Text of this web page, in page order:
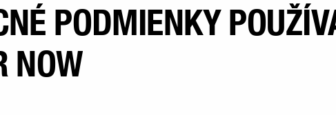
PODMIENKY
NOW